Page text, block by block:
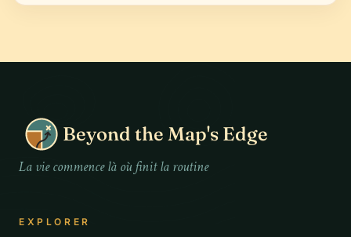
Beyond the Map's Edge
La vie commence là où finit la routine
EXPLORER